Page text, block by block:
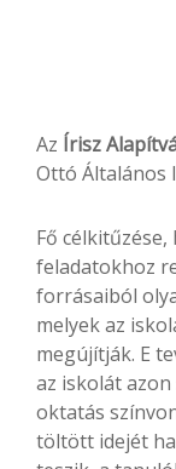
Az Írisz
Ottó Általános
Fő
feladatokhoz
forrásaiból
melyek az
megújítják. E
az iskolát
oktatás
töltött idejét